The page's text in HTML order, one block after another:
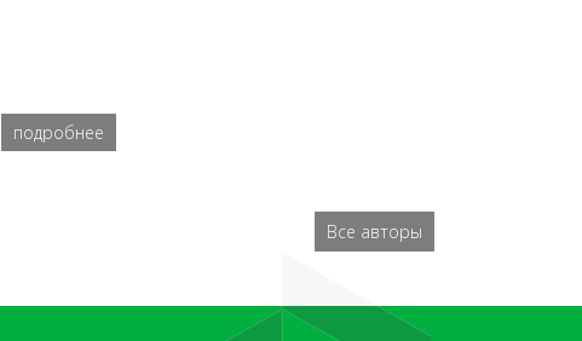
подробнее
Все авторы